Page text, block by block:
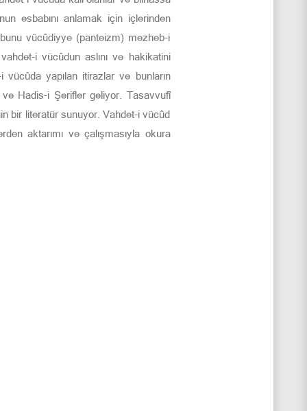
esbabını anlamak için içlerinden
vücûdiyye (panteizm) mezheb-i
i vücûdun aslını ve hakikatini
vücûda yapılan itirazlar ve bunların
ve Hadis-i Şerifler geliyor. Tasavvufî
bir literatür sunuyor. Vahdet-i vücûd
aktarımı ve çalışmasıyla okura